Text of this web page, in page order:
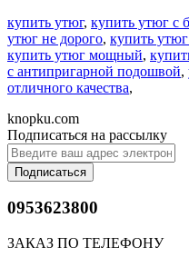
купить утюг, купить утюг с
утюг не дорого, купить
купить утюг мощный,
с антипригарной подошвой,
отличного качества,
knopku.com
Подписаться на рассылку
Подписаться
0953623800
ЗАКАЗ ПО ТЕЛЕФОНУ